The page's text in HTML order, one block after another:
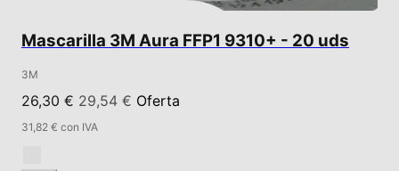
Mascarilla 3M Aura FFP1 9310+ - 20 uds
3M
26,30 € 29,54 € Oferta
31,82 € con IVA